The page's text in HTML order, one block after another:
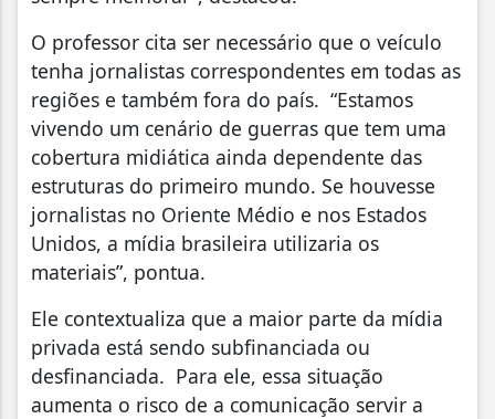
O professor cita ser necessário que o veículo
tenha jornalistas correspondentes em todas as
regiões e também fora do país. “Estamos
vivendo um cenário de guerras que tem uma
cobertura midiática ainda dependente das
estruturas do primeiro mundo. Se houvesse
jornalistas no Oriente Médio e nos Estados
Unidos, a mídia brasileira utilizaria os
materiais”, pontua.
Ele contextualiza que a maior parte da mídia
privada está sendo subfinanciada ou
desfinanciada. Para ele, essa situação
aumenta o risco de a comunicação servir a